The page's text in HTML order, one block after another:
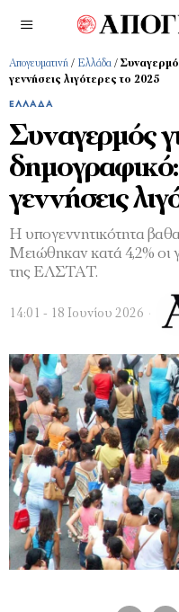
Απογευματινή / Ελλάδα /
γεννήσεις λιγότερες το 2025
ΕΛΛΆΔΑ
Συναγερμός
γεννήσεις
Η υπογεννητικότητα
Μειώθηκαν κατά 4,2% οι
της ΕΛΣΤΑΤ.
14:01 - 18 Ιουνίου 2026